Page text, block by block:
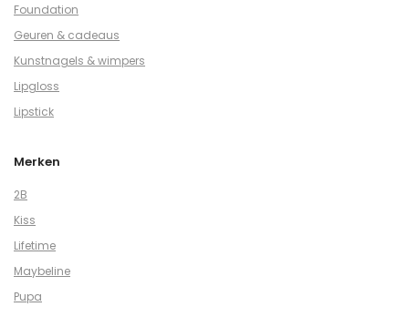
Foundation
Geuren & cadeaus
Kunstnagels & wimpers
Lipgloss
Lipstick
Merken
2B
Kiss
Lifetime
Maybeline
Pupa